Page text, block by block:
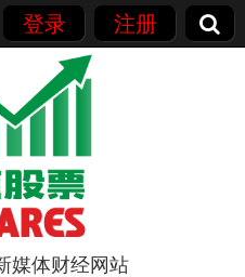
登录 注册
媒体财经网站